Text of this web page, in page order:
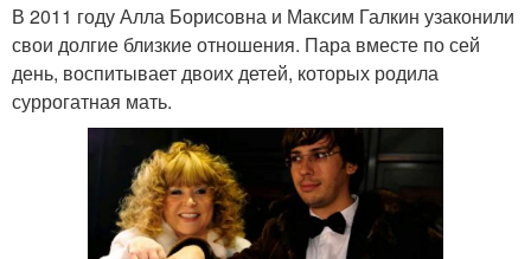
В 2011 году Алла Борисовна и Максим Галкин узаконили
свои долгие близкие отношения. Пара вместе по сей
день, воспитывает двоих детей, которых родила
суррогатная мать.